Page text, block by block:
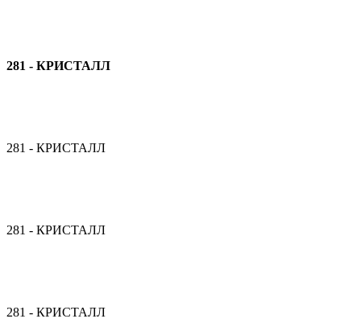
281 - КРИСТАЛЛ
281 - КРИСТАЛЛ
281 - КРИСТАЛЛ
281 - КРИСТАЛЛ